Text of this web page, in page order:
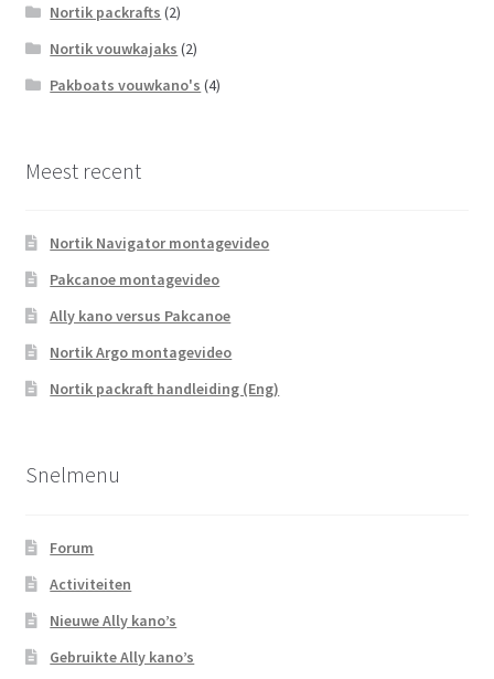
Nortik packrafts (2)
Nortik vouwkajaks (2)
Pakboats vouwkano's (4)
Meest recent
Nortik Navigator montagevideo
Pakcanoe montagevideo
Ally kano versus Pakcanoe
Nortik Argo montagevideo
Nortik packraft handleiding (Eng)
Snelmenu
Forum
Activiteiten
Nieuwe Ally kano’s
Gebruikte Ally kano’s